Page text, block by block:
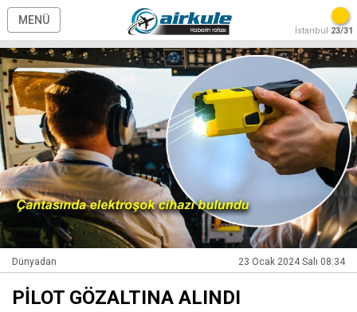
MENÜ
İstanbul 23/31
Dünyadan 23 Ocak 2024 Salı 08:34
PİLOT GÖZALTINA ALINDI